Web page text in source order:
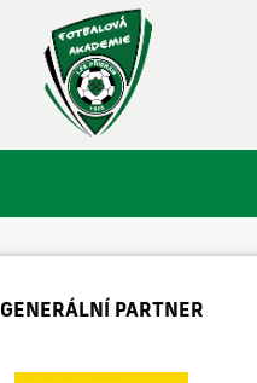
GENERÁLNÍ PARTNER